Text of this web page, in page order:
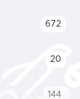
672
20
144